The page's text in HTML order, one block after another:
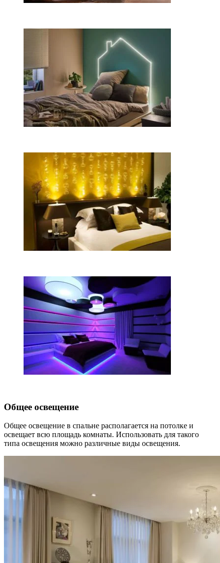
Общее освещение
Общее освещение в спальне располагается на потолке и
освещает всю площадь комнаты. Использовать для такого
типа освещения можно различные виды освещения.